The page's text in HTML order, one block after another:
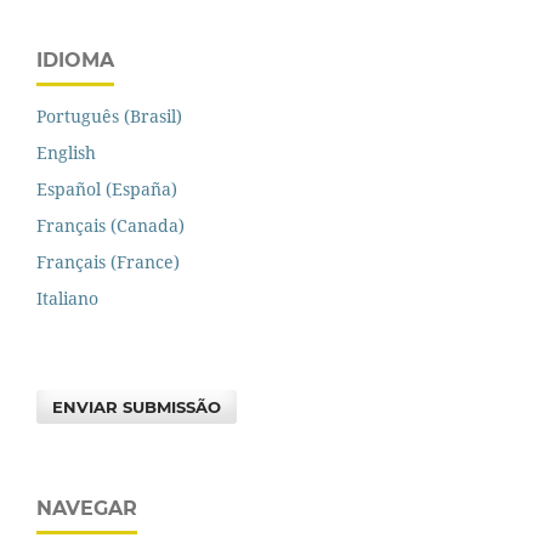
IDIOMA
Português (Brasil)
English
Español (España)
Français (Canada)
Français (France)
Italiano
ENVIAR SUBMISSÃO
NAVEGAR